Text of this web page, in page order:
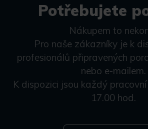
Potřebujete
Nákupem to
Pro naše zákazníky je k
profesionálů připravených
nebo e-mailem.
K dispozici jsou každý
17.00 hod.